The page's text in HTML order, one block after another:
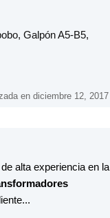
Galpón A5-B5,
en diciembre 12, 2017
alta experiencia en la